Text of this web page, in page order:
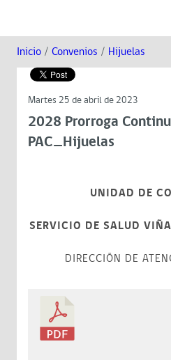
Inicio / Convenios / Hijuelas
Martes 25 de abril de 2023
2028 Prorroga
PAC_Hijuelas
UNIDAD DE
SERVICIO DE SALUD
DIRECCIÓN DE